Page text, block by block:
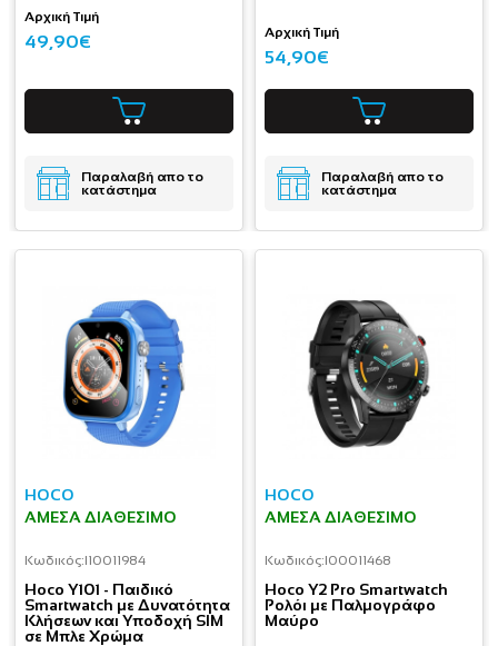
Αρχική Τιμή
49,90€
Παραλαβή απο το
κατάστημα
Αρχική Τιμή
54,90€
Παραλαβή απο το
κατάστημα
HOCO
ΆΜΕΣΑ ΔΙΑΘΈΣΙΜΟ
Κωδικός:I10011984
Hoco Y101 - Παιδικό
Smartwatch με Δυνατότητα
Κλήσεων και Υποδοχή SIM
σε Μπλε Xρώμα
HOCO
ΆΜΕΣΑ ΔΙΑΘΈΣΙΜΟ
Κωδικός:I00011468
Hoco Y2 Pro Smartwatch
Ρολόι με Παλμογράφο
Μαύρο